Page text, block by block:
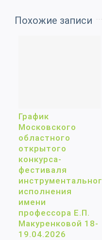
Похожие записи
График
Московского
областного
открытого
конкурса-
фестиваля
исполнения
имени
профессора Е.П.
Макуренковой 18-
19.04.2026